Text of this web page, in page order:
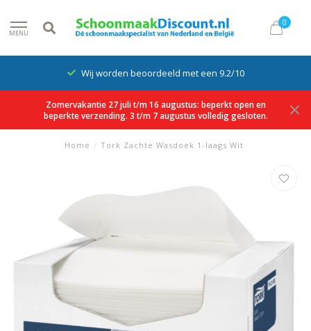
MENU
0
Wij worden beoordeeld met een 9.2/10
Zomervakantie 27 juli t/m 16 augustus: beperkt open en
beperkte verzending. 3 t/m 7 augustus volledig gesloten.
Home / Tork Zachte Wasdoek 1-laags Wit